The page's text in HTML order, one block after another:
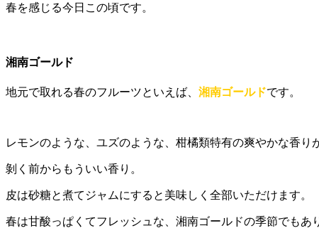
春を感じる今日この頃です。
湘南ゴールド
地元で取れる春のフルーツといえば、 湘南ゴールドです。
レモンのような、ユズのような、柑橘類特有の爽やかな香り
剝く前からもういい香り。
皮は砂糖と煮てジャムにすると美味しく全部いただけます。
春は甘酸っぱくてフレッシュな、湘南ゴールドの季節でもあ